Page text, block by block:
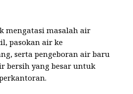
mengatasi masalah air
pasokan air ke
serta pengeboran air baru
bersih yang besar untuk